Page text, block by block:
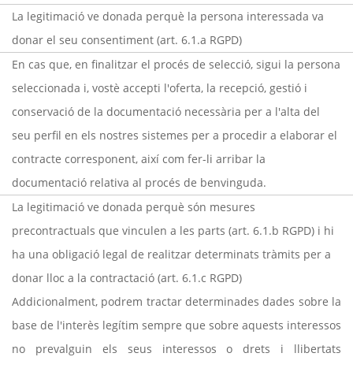
La legitimació ve donada perquè la persona interessada va
donar el seu consentiment (art. 6.1.a RGPD)
En cas que, en finalitzar el procés de selecció, sigui la persona
seleccionada i, vostè accepti l'oferta, la recepció, gestió i
conservació de la documentació necessària per a l'alta del
seu perfil en els nostres sistemes per a procedir a elaborar el
contracte corresponent, així com fer-li arribar la
documentació relativa al procés de benvinguda.
La legitimació ve donada perquè són mesures
precontractuals que vinculen a les parts (art. 6.1.b RGPD) i hi
ha una obligació legal de realitzar determinats tràmits per a
donar lloc a la contractació (art. 6.1.c RGPD)
Addicionalment, podrem tractar determinades dades sobre la
base de l'interès legítim sempre que sobre aquests interessos
no prevalguin els seus interessos o drets i llibertats